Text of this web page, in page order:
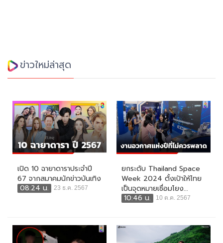
ข่าวใหม่ล่าสุด
เปิด 10 ฉายาดาราประจำปี
67 จากสมาคมนักข่าวบันเทิง
08:24 น.
23 ธ.ค. 2567
ยกระดับ Thailand Space
Week 2024 ตั้งเป้าให้ไทย
เป็นจุดหมายเชื่อมโยง...
10:46 น.
10 ต.ค. 2567